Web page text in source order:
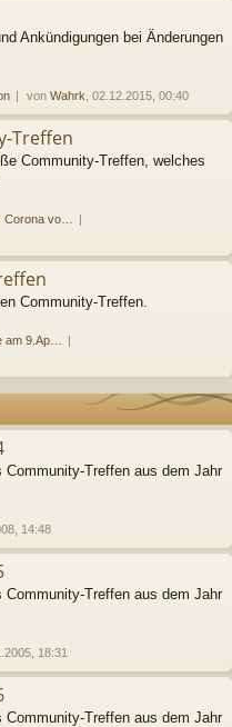
Ankündigungen bei Änderungen
von Wahrk , 02.12.2015, 00:40
Treffen
Community-Treffen, welches
Corona vo…
Community-Treffen.
am 9.Ap…
Treffen aus dem Jahr
14:48
Treffen aus dem Jahr
18:31
Treffen aus dem Jahr